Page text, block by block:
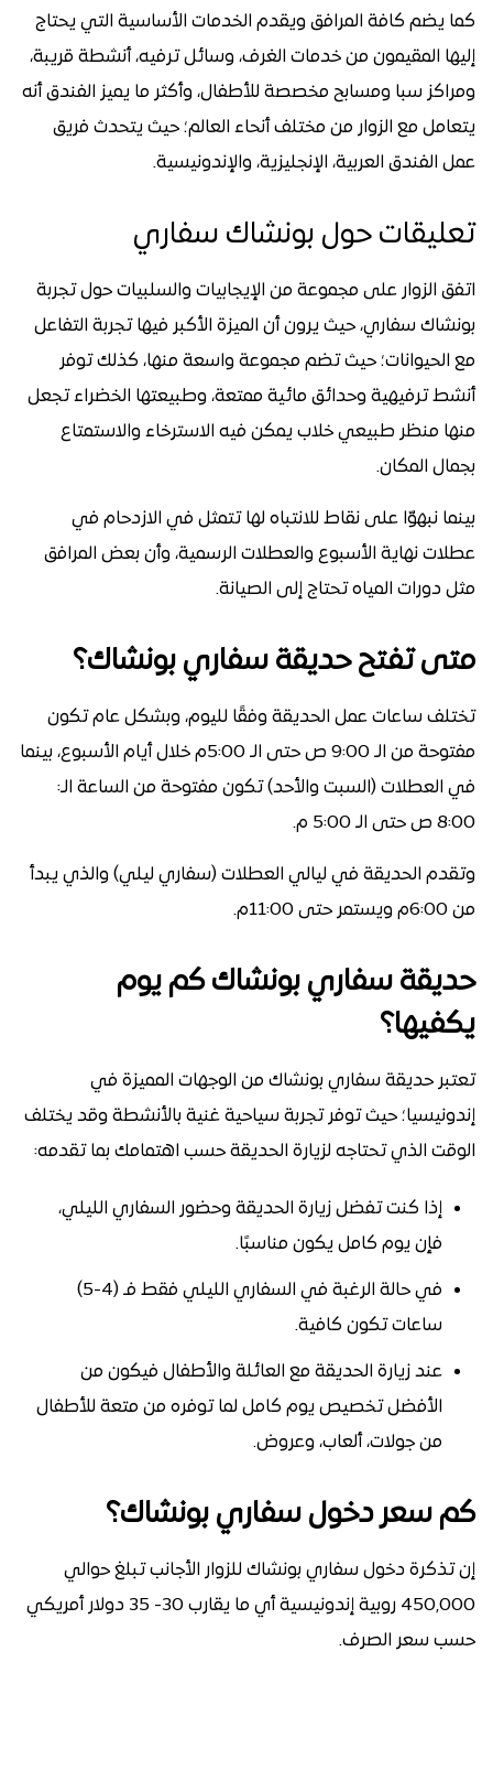
كما يضم كافة المرافق ويقدم الخدمات الأساسية التي يحتاج
إليها المقيمون من خدمات الغرف، وسائل ترفيه، أنشطة قريبة،
ومراكز سبا ومسابح مخصصة للأطفال، وأكثر ما يميز الفندق أنه
يتعامل مع الزوار من مختلف أنحاء العالم؛ حيث يتحدث فريق
عمل الفندق العربية، الإنجليزية، والإندونيسية.
تعليقات حول بونشاك سفاري
اتفق الزوار على مجموعة من الإيجابيات والسلبيات حول تجربة
بونشاك سفاري، حيث يرون أن الميزة الأكبر فيها تجربة التفاعل
مع الحيوانات؛ حيث تضم مجموعة واسعة منها، كذلك توفر
أنشط ترفيهية وحدائق مائية ممتعة، وطبيعتها الخضراء تجعل
منها منظر طبيعي خلاب يمكن فيه الاسترخاء والاستمتاع
بجمال المكان.
بينما نبهوّا على نقاط للانتباه لها تتمثل في الازدحام في
عطلات نهاية الأسبوع والعطلات الرسمية، وأن بعض المرافق
مثل دورات المياه تحتاج إلى الصيانة.
متى تفتح حديقة سفاري بونشاك؟
تختلف ساعات عمل الحديقة وفقًا لليوم، وبشكل عام تكون
مفتوحة من الـ 9:00 ص حتى الـ 5:00م خلال أيام الأسبوع، بينما
في العطلات (السبت والأحد) تكون مفتوحة من الساعة الـ:
8:00 ص حتى الـ 5:00 م.
وتقدم الحديقة في ليالي العطلات (سفاري ليلي) والذي يبدأ
من 6:00م ويستمر حتى 11:00م.
حديقة سفاري بونشاك كم يوم
يكفيها؟
تعتبر حديقة سفاري بونشاك من الوجهات المميزة في
إندونيسيا؛ حيث توفر تجربة سياحية غنية بالأنشطة وقد يختلف
الوقت الذي تحتاجه لزيارة الحديقة حسب اهتمامك بما تقدمه:
إذا كنت تفضل زيارة الحديقة وحضور السفاري الليلي،
فإن يوم كامل يكون مناسبًا.
في حالة الرغبة في السفاري الليلي فقط فـ (4-5)
ساعات تكون كافية.
عند زيارة الحديقة مع العائلة والأطفال فيكون من
الأفضل تخصيص يوم كامل لما توفره من متعة للأطفال
من جولات، ألعاب، وعروض.
كم سعر دخول سفاري بونشاك؟
إن تذكرة دخول سفاري بونشاك للزوار الأجانب تبلغ حوالي
450,000 روبية إندونيسية أي ما يقارب 30- 35 دولار أمريكي
حسب سعر الصرف.